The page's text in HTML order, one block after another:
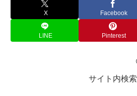
X Facebook
LINE Pinterest
サイト内検索